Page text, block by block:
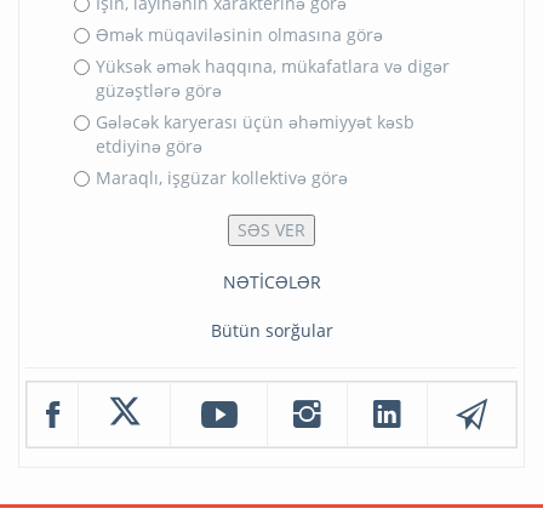
Əmək müqaviləsinin olmasına görə
Yüksək əmək haqqına, mükafatlara və digər
güzəştlərə görə
Gələcək karyerası üçün əhəmiyyət kəsb
etdiyinə görə
Maraqlı, işgüzar kollektivə görə
NƏTİCƏLƏR
Bütün sorğular